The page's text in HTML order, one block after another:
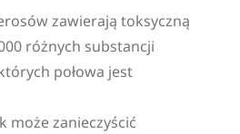
zawierają toksyczną
różnych substancji
połowa jest
może zanieczyścić